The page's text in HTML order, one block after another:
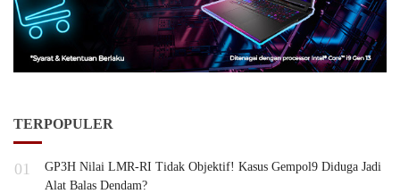
TERPOPULER
01
GP3H Nilai LMR-RI Tidak Objektif! Kasus Gempol9 Diduga Jadi
Alat Balas Dendam?